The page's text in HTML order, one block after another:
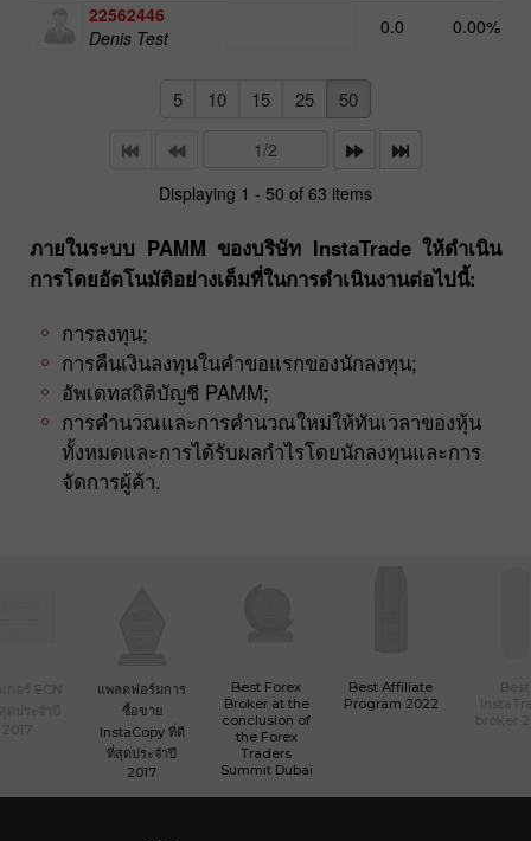
22562446
Denis Test
0.0 0.00%
5 10 15 25 50
Displaying 1 - 50 of 63 items
ภายในระบบ PAMM ของบริษัท InstaTrade ให้ดำเนิน
การโดยอัตโนมัติอย่างเต็มที่ในการดำเนินงานต่อไปนี้:
การลงทุน;
การคืนเงินลงทุนในคำขอแรกของนักลงทุน;
อัพเดทสถิติบัญชี PAMM;
การคำนวณและการคำนวณใหม่ให้ทันเวลาของหุ้น
ทั้งหมดและการได้รับผลกำไรโดยนักลงทุนและการ
จัดการผู้ค้า.
แพลตฟอร์มการ
ซื้อขาย
InstaCopy ที่ดี
ที่สุดประจำปี
2017
Best Forex
Broker at the
conclusion of
the Forex
Traders
Summit Dubai
Best Affiliate
Program 2022